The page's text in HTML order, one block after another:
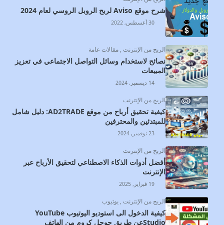
شرح موقع Aviso لربح الروبل الروسي لعام 2024
30 أغسطس, 2022
الربح من الإنترنت , مقالات عامة
نصائح لاستخدام وسائل التواصل الاجتماعي في تعزيز
المبيعات
14 ديسمبر, 2024
الربح من الإنترنت
كيفية تحقيق أرباح من موقع AD2TRADE: دليل شامل
للمبتدئين والمحترفين
23 نوفمبر, 2024
الربح من الإنترنت
أفضل أدوات الذكاء الاصطناعي لتحقيق الأرباح عبر
الإنترنت
19 فبراير, 2025
الربح من الإنترنت , يوتيوب
كيفية الدخول الى استوديو اليوتيوب YouTube
Studioعن طريق جوجل كروم من الهاتف